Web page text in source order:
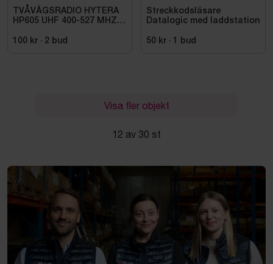
TVÅVÄGSRADIO HYTERA
HP605 UHF 400-527 MHZ
100 kr · 2 bud
Streckkodsläsare
Datalogic med laddstation
50 kr · 1 bud
Visa fler objekt
12 av 30 st